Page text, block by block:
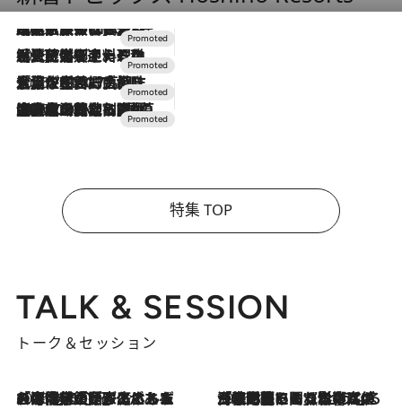
2026.7.31
【ホテル帰省】という選択肢をOMOが提案。家族とほどよい距離を保つには「昼は実家、夜は気兼ねなくホテルで！」
2026.7.24
【夏限定ディナーコース】旬を迎える稚鮎や花ズッキーニなどをイタリア・トスカーナの郷土料理の手法で満喫！
2026.7.17
「土佐和ハーブかき氷」がOMO7高知に登場！生姜、山椒、大葉など目にも舌にも涼を呼ぶ郷土の味
2026.7.10
NEW OPEN！【界 草津】名湯の地に誕生。趣の異なる2種の温泉と上州ならではの会席・蕎麦割烹など美食を味わう究極の癒やし旅
特集 TOP
TALK & SESSION
トーク＆セッション
2026.8.3
「今後値上げがあるとすれば…」「リスクがあるのは今年の冬」エネルギー専門家が語る、ホルムズ海峡封鎖が家庭にもたらす“ある心配” 2026.8.3
「住宅建てられない…」「サーチャージ料の高値が続いている」ホルムズ海峡封鎖による影響はいつまで続く？《エネルギー専門家に聞く“どうなる日本の暮らし”》